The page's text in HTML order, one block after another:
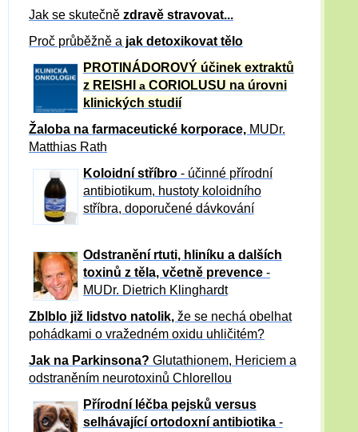
Jak se skutečně zdravě stravovat...
Proč průběžně a jak detoxikovat tělo
PROTINÁDOROVÝ účinek extraktů
z REISHI a CORIOLUSU na úrovni
klinických studií
Žaloba na farmaceutické korporace, MUDr.
Matthias Rath
Koloidní stříbro- účinné přírodní
antibiotikum, hustoty koloidního
stříbra, doporučené dávkování
Odstranění rtuti, hliníku a dalších
toxinů z těla, včetně prevence -
MUDr. Dietrich Klinghardt
Zblblo již lidstvo natolik, že se nechá obelhat
pohádkami o vražedném oxidu uhličitém?
Jak na Parkinsona? Glutathionem, Hericiem a
odstraněním neurotoxinů Chlorellou
Přírodní léčba pejsků versus
selhávající ortodoxní antibiotika -